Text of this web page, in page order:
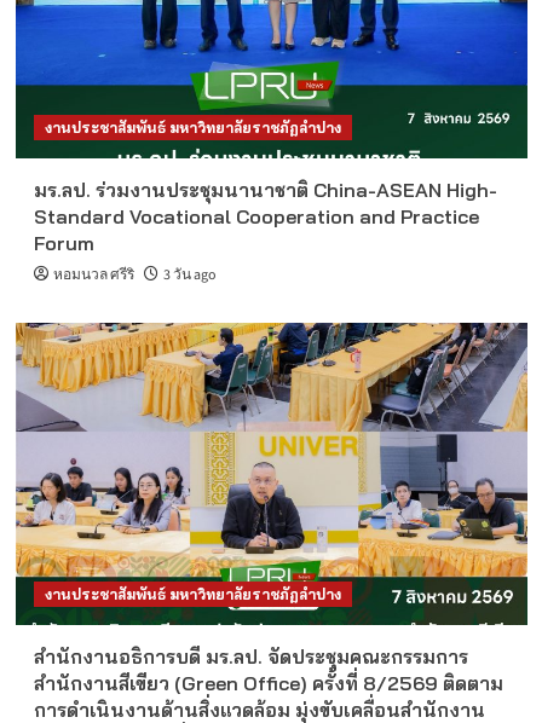
งานประชาสัมพันธ์ มหาวิทยาลัยราชภัฏลำปาง
มร.ลป. ร่วมงานประชุมนานาชาติ China-ASEAN High-
Standard Vocational Cooperation and Practice
Forum
หอมนวล ศรีริ 3 วัน ago
งานประชาสัมพันธ์ มหาวิทยาลัยราชภัฏลำปาง
สำนักงานอธิการบดี มร.ลป. จัดประชุมคณะกรรมการ
สำนักงานสีเขียว (Green Office) ครั้งที่ 8/2569 ติดตาม
การดำเนินงานด้านสิ่งแวดล้อม มุ่งขับเคลื่อนสำนักงาน